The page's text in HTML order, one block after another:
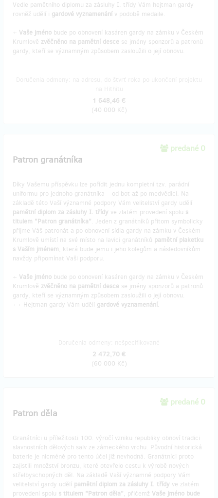
Vedle pamětního diplomu za zásluhy I. třídy Vám hejtman gardy
rovněž udělí i gardové vyznamenání v podobě medaile.
+ Vaše jméno bude po obnovení kasáren gardy na zámku v Českém
Krumlově zvěčněno na pamětní desce se jmény sponzorů a patronů
gardy, kteří se významným způsobem zasloužili o její obnovu.
1 648,46 €
(40 000 Kč)
predané 0
Patron granátníka
Díky Vašemu příspěvku lze pořídit jednu kompletní tzv. parádní
uniformu pro jednoho granátníka – od bot až po medvědici. Na
základě této Vaší významné podpory Vám velitelství gardy udělí
pamětní diplom za zásluhy I. třídy ve zlatém provedení spolu s
titulem "Patron granátníka". Jeden z granátníků přitom symbolicky
přijme Váš patronát a po obnovení sídla gardy na zámku v Českém
Krumlově umístí na své místo na lavici granátníků pamětní plaketku
s Vaším jménem, která bude jemu i jeho kolegům a následovníkům
navždy připomínat Vaši podporu.
+ Vaše jméno bude po obnovení kasáren gardy na zámku v Českém
Krumlově zvěčněno na pamětní desce se jmény sponzorů a patronů
gardy, kteří se významným způsobem zasloužili o její obnovu.
++ Hejtman gardy Vám udělí gardové vyznamenání.
2 472,70 €
(60 000 Kč)
predané 0
Patron děla
Granátníci u příležitosti 100. výročí vzniku republiky obnoví tradici
slavnostních dělových salv ze zámeckého vrchu. Původní historická
baterie je nicméně pro tento účel již nevhodná. Granátníci proto
zajistili množství bronzu, které otevřelo cestu k výrobě nových
střelbyschopných děl. Na základě Vaší významné podpory Vám
velitelství gardy udělí pamětní diplom za zásluhy I. třídy ve zlatém
provedení spolu s titulem "Patron děla", přičemž Vaše jméno bude